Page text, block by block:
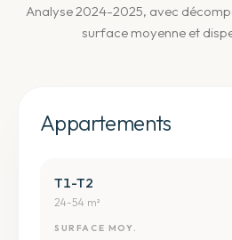
Analyse 2024-2025, avec
surface moyenne et
Appartements
T1-T2
24-54 m²
SURFACE MOY.